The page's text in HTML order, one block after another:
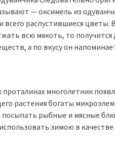
— оксимель из
всего распустившиеся цветы.
всю мякоть, то
а по вкусу он
проталинах многолетник
растения богаты
посыпать рыбные и мясные
зимою в